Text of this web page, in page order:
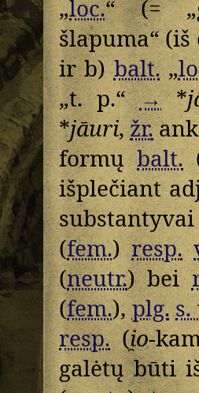
„loc.“ (=
šlapuma“
ir b)balt.„
„t. p.“→*
*jāuri,žr.
formųbalt.
išplečiant
(fem.)resp.
(neutr.) bei
(fem.),plg. s.
resp.(i̯o-
galėtų būti